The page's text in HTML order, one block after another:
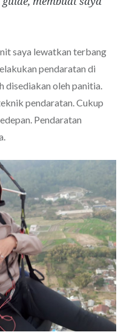
saya lewatkan terbang
pendaratan di
disediakan oleh panitia.
pendaratan. Cukup
Pendaratan